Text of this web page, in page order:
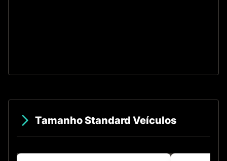
Tamanho Standard Veículos